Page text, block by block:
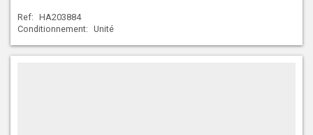
Ref: HA203884
Conditionnement: Unité